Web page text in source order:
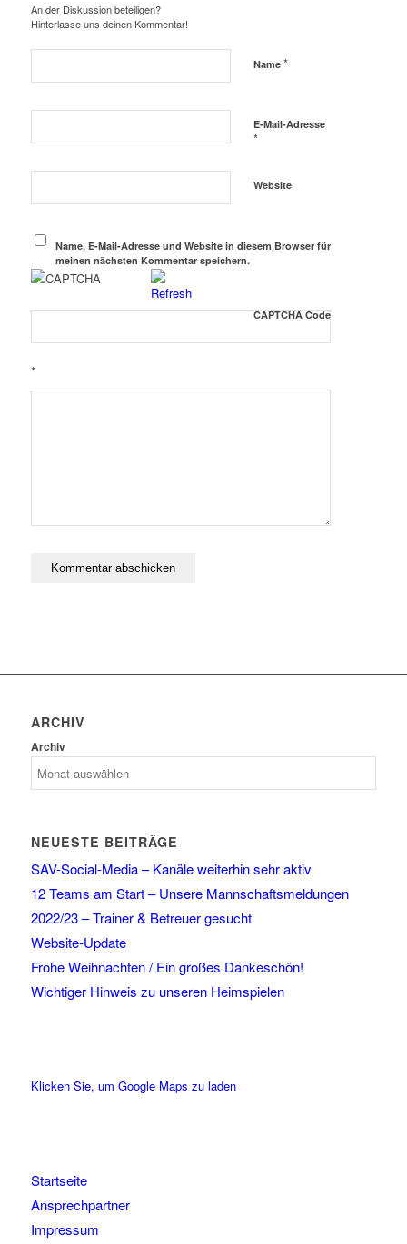
An der Diskussion beteiligen?
Hinterlasse uns deinen Kommentar!
Name *
E-Mail-Adresse
*
Website
Name, E-Mail-Adresse und Website in diesem Browser für
meinen nächsten Kommentar speichern.
CAPTCHA Code
*
ARCHIV
Archiv
NEUESTE BEITRÄGE
SAV-Social-Media – Kanäle weiterhin sehr aktiv
12 Teams am Start – Unsere Mannschaftsmeldungen
2022/23 – Trainer & Betreuer gesucht
Website-Update
Frohe Weihnachten / Ein großes Dankeschön!
Wichtiger Hinweis zu unseren Heimspielen
Klicken Sie, um Google Maps zu laden
Startseite
Ansprechpartner
Impressum